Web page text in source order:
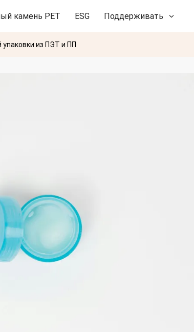
камень PET ESG Поддерживать
упаковки из ПЭТ и ПП